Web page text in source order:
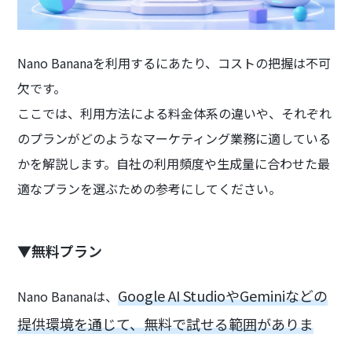
Nano Bananaを利用するにあたり、コストの把握は不可
欠です。
ここでは、利用方法による料金体系の違いや、それぞれ
のプランがどのようなマーケティング業務に適している
かを解説します。自社の利用頻度や生成量に合わせた最
適なプランを選ぶための参考にしてください。
▼無料プラン
Nano Bananaは、Google AI StudioやGeminiなどの
提供環境を通じて、無料で試せる範囲がありま